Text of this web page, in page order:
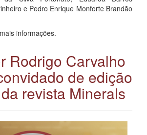
e Pedro Enrique Monforte Brandão
informações.
Rodrigo Carvalho
de edição
revista Minerals